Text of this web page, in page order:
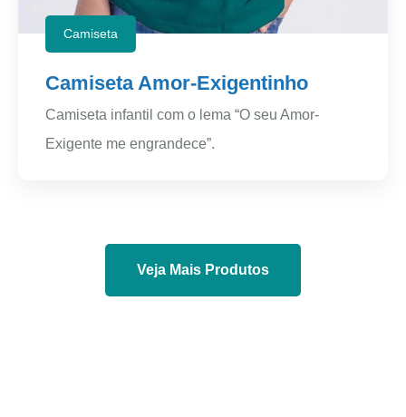
Camiseta
Camiseta Amor-Exigentinho
Camiseta infantil com o lema “O seu Amor-
Exigente me engrandece”.
Veja Mais Produtos